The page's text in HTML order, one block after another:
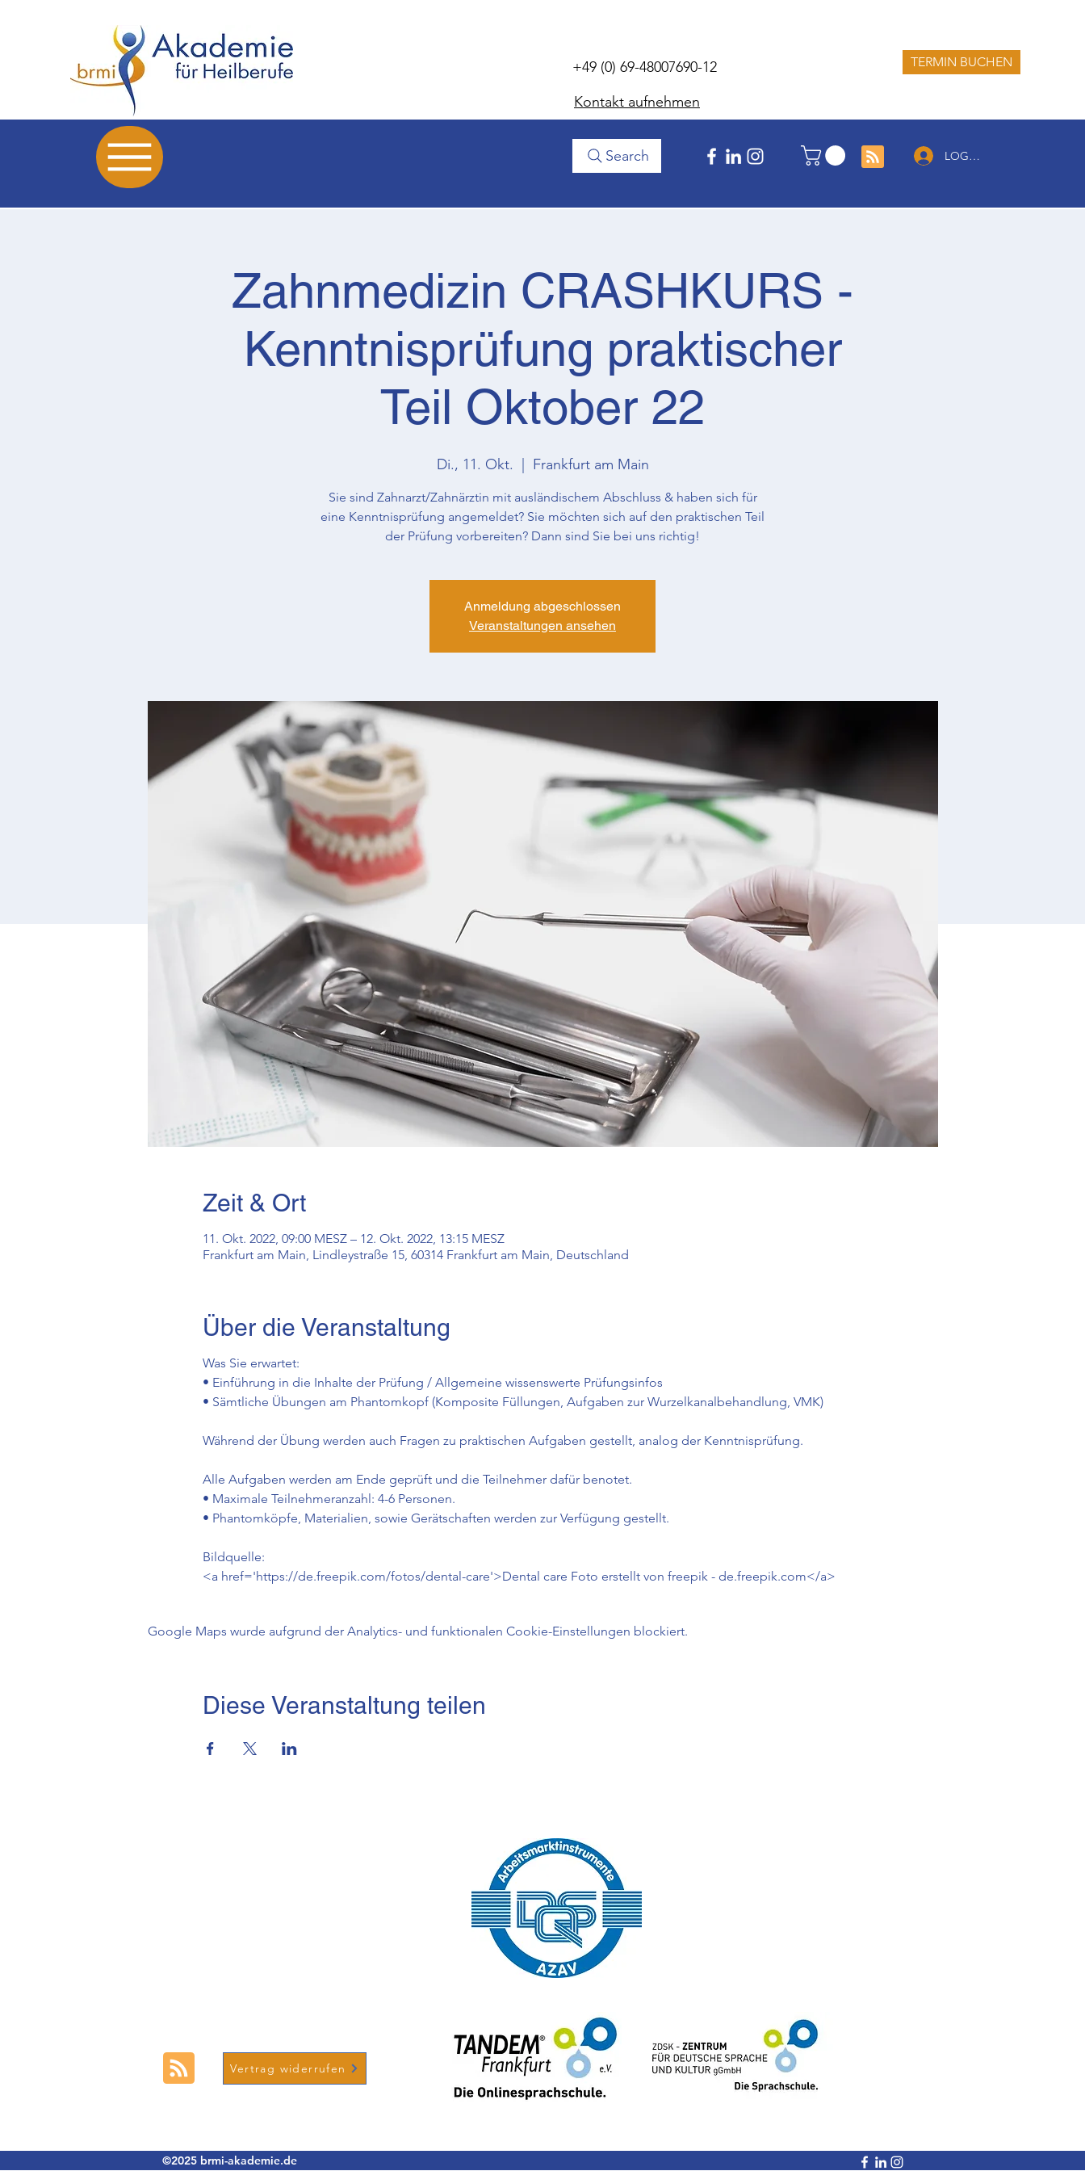
+49 (0) 69-48007690-12 TERMIN BUCHEN
Kontakt aufnehmen
Search LOG IN
Zahnmedizin CRASHKURS -
Kenntnisprüfung praktischer
Teil Oktober 22
Di., 11. Okt. Frankfurt am Main
Sie sind Zahnarzt/Zahnärztin mit ausländischem Abschluss & haben sich für
eine Kenntnisprüfung angemeldet? Sie möchten sich auf den praktischen Teil
der Prüfung vorbereiten? Dann sind Sie bei uns richtig!
Anmeldung abgeschlossen
Veranstaltungen ansehen
Zeit & Ort
11. Okt. 2022, 09:00 MESZ – 12. Okt. 2022, 13:15 MESZ
Frankfurt am Main, Lindleystraße 15, 60314 Frankfurt am Main, Deutschland
Über die Veranstaltung
Was Sie erwartet:
• Einführung in die Inhalte der Prüfung / Allgemeine wissenswerte Prüfungsinfos
• Sämtliche Übungen am Phantomkopf (Komposite Füllungen, Aufgaben zur Wurzelkanalbehandlung, VMK)
Während der Übung werden auch Fragen zu praktischen Aufgaben gestellt, analog der Kenntnisprüfung.
Alle Aufgaben werden am Ende geprüft und die Teilnehmer dafür benotet.
• Maximale Teilnehmeranzahl: 4-6 Personen.
• Phantomköpfe, Materialien, sowie Gerätschaften werden zur Verfügung gestellt.
Bildquelle:
<a href='https://de.freepik.com/fotos/dental-care'>Dental care Foto erstellt von freepik - de.freepik.com</a>
Google Maps wurde aufgrund der Analytics- und funktionalen Cookie-Einstellungen blockiert.
Diese Veranstaltung teilen
Vertrag widerrufen
©2025 brmi-akademie.de